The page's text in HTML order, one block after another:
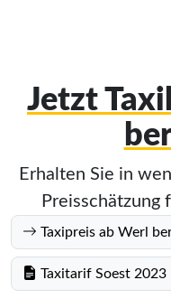
Jetzt
Erhalten Sie in
Preisschätzung
Taxipreis ab Werl
Taxitarif Soest 2023